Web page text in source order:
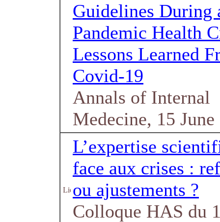
Guidelines During
Pandemic Health
Lessons Learned
Covid-19
Annals of Internal
Medecine, 15 June
L’expertise
face aux crises :
ou ajustements ?
Colloque HAS du